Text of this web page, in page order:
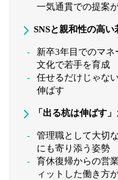
一気通貫での提案
SNSと親和性の高
新卒3年目でのマ
文化で若手を育成
任せるだけじゃな
伸ばす
「出る杭は伸ばす
管理職として大切
にも寄り添う姿勢
育休復帰からの営
ィットした働き方